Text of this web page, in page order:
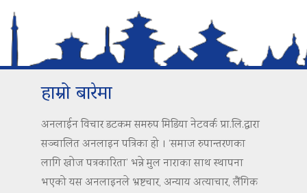
हाम्रो बारेमा
अनलाईन विचार डटकम समरुप मिडिया नेटवर्क प्रा.लि.द्वारा
सञ्चालित अनलाइन पत्रिका हो । ‘समाज रुपान्तरणका
लागि खोज पत्रकारिता’ भन्ने मुल नाराका साथ स्थापना
भएको यस अनलाइनले भ्रष्टचार, अन्याय अत्याचार, लैंगिक